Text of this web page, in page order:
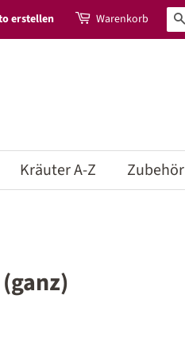
erstellen Warenkorb
Kräuter A-Z Zubehör